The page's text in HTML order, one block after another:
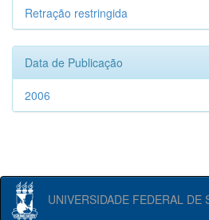
Retração restringida
Data de Publicação
2006
UNIVERSIDADE FEDERAL DE